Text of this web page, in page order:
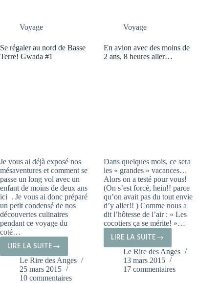
#3
GWADA
#2
Voyage
Se régaler au nord de Basse
Terre! Gwada #1
Je vous ai déjà exposé nos
mésaventures et comment se
passe un long vol avec un
enfant de moins de deux ans
ici . Je vous ai donc préparé
un petit condensé de nos
découvertes culinaires
pendant ce voyage du
coté…
LIRE LA SUITE
SE
RÉGALER
AU
Le Rire des Anges
25 mars 2015
10 commentaires
Voyage
En avion avec des moins de
2 ans, 8 heures aller…
Dans quelques mois, ce sera
les « grandes » vacances…
Alors on a testé pour vous!
(On s’est forcé, hein!! parce
qu’on avait pas du tout envie
d’y aller!! ) Comme nous a
dit l’hôtesse de l’air : « Les
cocotiers ça se mérite! »…
LIRE LA SUITE
EN
AVION
AVEC
Le Rire des Anges
13 mars 2015
17 commentaires